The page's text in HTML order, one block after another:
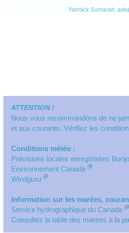
- Yannick Sumarah,
ATTENTION !
Nous vous recommandons de ne
et aux courants. Vérifiez les
Conditions météo :
Prévisions locales enregistrées
Environnement Canada
Windguru
Information sur les marées,
Service hydrographique du Canada
Consultez la table des marées à la